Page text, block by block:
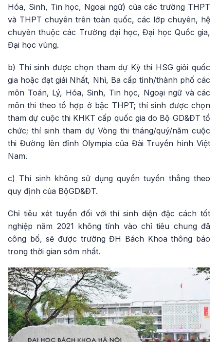
Hóa, Sinh, Tin học, Ngoại ngữ) của các trường THPT
và THPT chuyên trên toàn quốc, các lớp chuyên, hệ
chuyên thuộc các Trường đại học, Đại học Quốc gia,
Đại học vùng.
b) Thí sinh được chọn tham dự Kỳ thi HSG giỏi quốc
gia hoặc đạt giải Nhất, Nhì, Ba cấp tỉnh/thành phố các
môn Toán, Lý, Hóa, Sinh, Tin học, Ngoại ngữ và các
môn thi theo tổ hợp ở bậc THPT; thí sinh được chọn
tham dự cuộc thi KHKT cấp quốc gia do Bộ GD&ĐT tổ
chức; thí sinh tham dự Vòng thi tháng/quý/năm cuộc
thi Đường lên đỉnh Olympia của Đài Truyền hình Việt
Nam.
c) Thí sinh không sử dụng quyền tuyển thẳng theo
quy định của BộGD&ĐT.
Chỉ tiêu xét tuyển đối với thí sinh diện đặc cách tốt
nghiệp năm 2021 không tính vào chỉ tiêu chung đã
công bố, sẽ được trường ĐH Bách Khoa thông báo
trong thời gian sớm nhất.